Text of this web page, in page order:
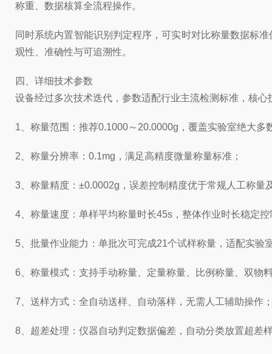
称重、数据核算全流程操作。
同时系统内置智能识别判定程序，可实时对比称量数据标
观性、准确性与可追溯性。
四、详细技术参数
设备经过多次技术迭代，参数适配行业主流检测标准，核
1、称量范围：推荐0.1000～20.0000g，覆盖实验室绝大多
2、称量分辨率：0.1mg，满足高精度微量称量标准；
3、称量精度：±0.0002g，误差控制精度优于常规人工称量
4、称量速度：单样平均称量时长45s，整体作业时长稳定
5、批量作业能力：单批次可完成21个试样称量，适配实验
6、称量模式：支持手动称量、定量称量、比例称量、双物
7、送样方式：全自动送样、自动落样，无需人工辅助操作
8、超差处理：仪器自动判定数据偏差，自动分类放置超差